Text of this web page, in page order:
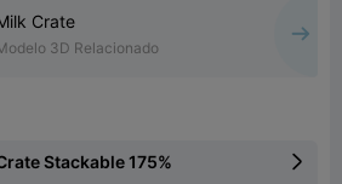
Crate
3D Relacionado
Stackable 175% 